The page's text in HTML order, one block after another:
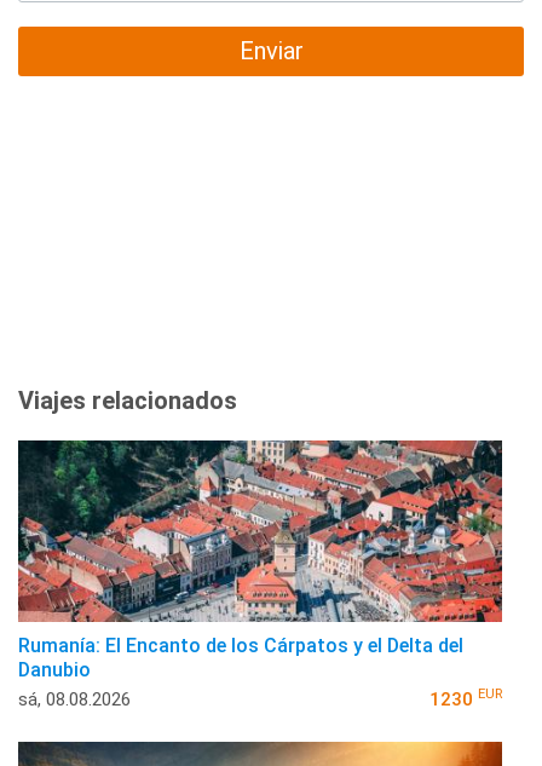
Enviar
Viajes relacionados
Rumanía: El Encanto de los Cárpatos y el Delta del
Danubio
sá, 08.08.2026 1230 EUR